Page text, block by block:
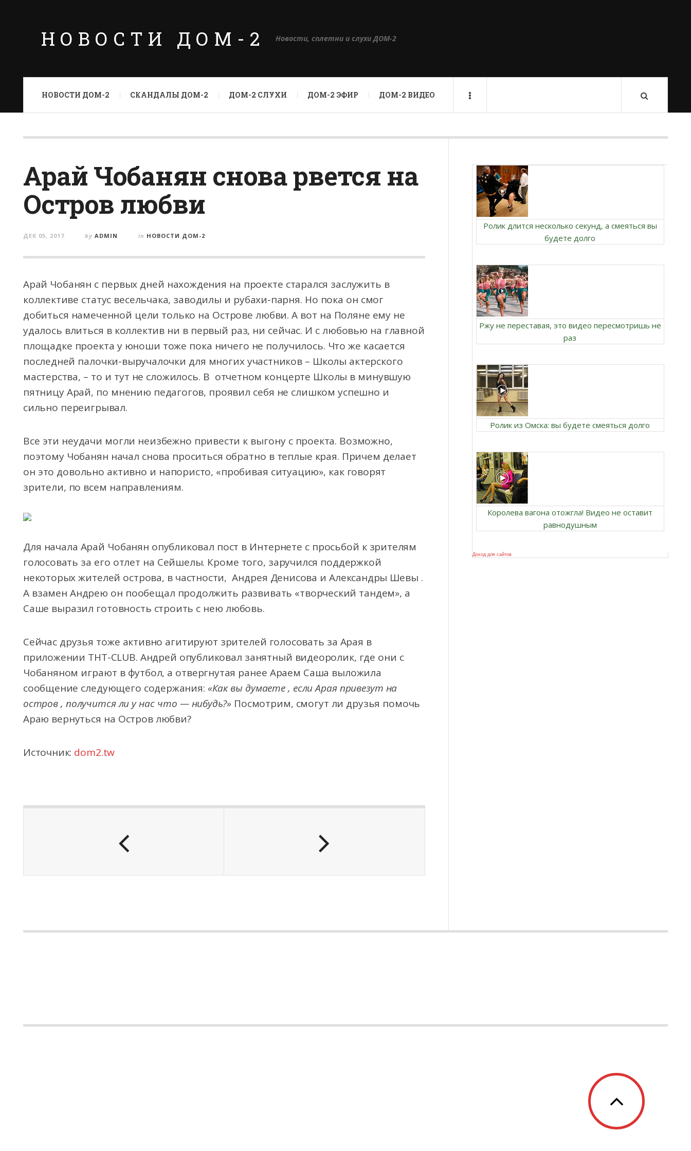
НОВОСТИ ДОМ-2 Новости, сплетни и слухи ДОМ-2
НОВОСТИ ДОМ-2 СКАНДАЛЫ ДОМ-2 ДОМ-2 СЛУХИ ДОМ-2 ЭФИР ДОМ-2 ВИДЕО
Арай Чобанян снова рвется на
Остров любви
ДЕК 05, 2017 by ADMIN in НОВОСТИ ДОМ-2
Арай Чобанян с первых дней нахождения на проекте старался заслужить в
коллективе статус весельчака, заводилы и рубахи-парня. Но пока он смог
добиться намеченной цели только на Острове любви. А вот на Поляне ему не
удалось влиться в коллектив ни в первый раз, ни сейчас. И с любовью на главной
площадке проекта у юноши тоже пока ничего не получилось. Что же касается
последней палочки-выручалочки для многих участников – Школы актерского
мастерства, – то и тут не сложилось. В отчетном концерте Школы в минувшую
пятницу Арай, по мнению педагогов, проявил себя не слишком успешно и
сильно переигрывал.
Все эти неудачи могли неизбежно привести к выгону с проекта. Возможно,
поэтому Чобанян начал снова проситься обратно в теплые края. Причем делает
он это довольно активно и напористо, «пробивая ситуацию», как говорят
зрители, по всем направлениям.
Для начала Арай Чобанян опубликовал пост в Интернете с просьбой к зрителям
голосовать за его отлет на Сейшелы. Кроме того, заручился поддержкой
некоторых жителей острова, в частности, Андрея Денисова и Александры Шевы .
А взамен Андрею он пообещал продолжить развивать «творческий тандем», а
Саше выразил готовность строить с нею любовь.
Сейчас друзья тоже активно агитируют зрителей голосовать за Арая в
приложении THT-CLUB. Андрей опубликовал занятный видеоролик, где они с
Чобаняном играют в футбол, а отвергнутая ранее Араем Саша выложила
сообщение следующего содержания: «Как вы думаете , если Арая привезут на
остров , получится ли у нас что — нибудь?» Посмотрим, смогут ли друзья помочь
Араю вернуться на Остров любви?
Источник: dom2.tw
Ролик длится несколько секунд, а смеяться вы
будете долго
Ржу не переставая, это видео пересмотришь не
раз
Ролик из Омска: вы будете смеяться долго
Королева вагона отожгла! Видео не оставит
равнодушным
Доход для сайтов